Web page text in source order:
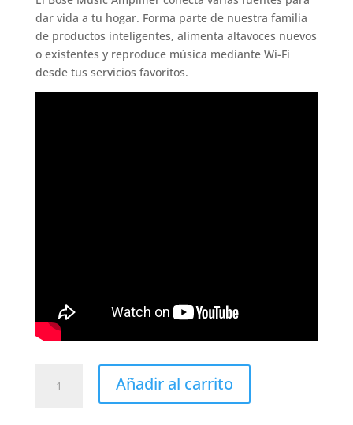
dar vida a tu hogar. Forma parte de nuestra familia
de productos inteligentes, alimenta altavoces nuevos
o existentes y reproduce música mediante Wi-Fi
desde tus servicios favoritos.
Añadir al carrito